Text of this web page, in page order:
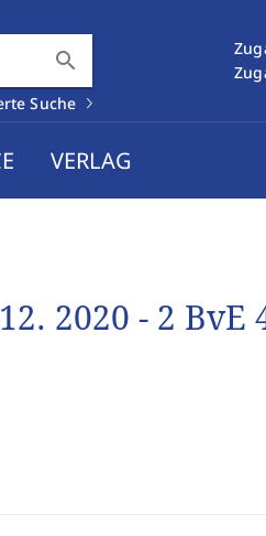
search
Suche
VERLAG
2020 - 2 BvE